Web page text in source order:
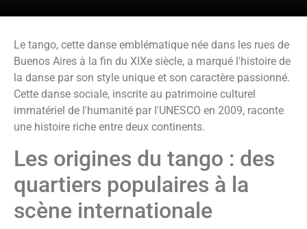
Le tango, cette danse emblématique née dans les rues de
Buenos Aires à la fin du XIXe siècle, a marqué l'histoire de
la danse par son style unique et son caractère passionné.
Cette danse sociale, inscrite au patrimoine culturel
immatériel de l'humanité par l'UNESCO en 2009, raconte
une histoire riche entre deux continents.
Les origines du tango : des
quartiers populaires à la
scène internationale